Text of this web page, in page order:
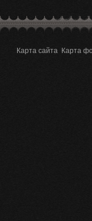
Карта сайта Карта